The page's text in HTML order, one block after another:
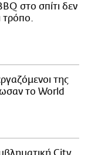
στο σπίτι δεν
τρόπο.
της
το World